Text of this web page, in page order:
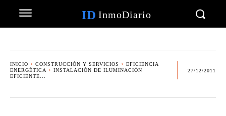
ID InmoDiario
INICIO CONSTRUCCIÓN Y SERVICIOS
EFICIENCIA
ENERGÉTICA
INSTALACIÓN DE ILUMINACIÓN
EFICIENTE...
27/12/2011